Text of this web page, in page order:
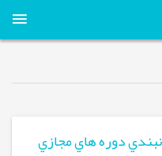
برنامه زمانبندي دوره هاي مجازي